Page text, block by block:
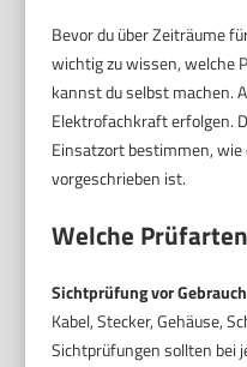
Bevor du über Zeiträume
wichtig zu wissen, welche
kannst du selbst machen.
Elektrofachkraft erfolgen.
Einsatzort bestimmen,
vorgeschrieben ist.
Welche
Sichtprüfung vor Gebrauch
Kabel, Stecker, Gehäuse,
Sichtprüfungen sollten bei